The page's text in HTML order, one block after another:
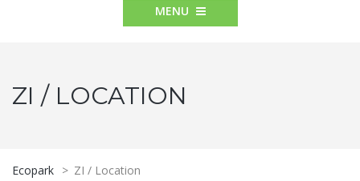
MENU
ZI / LOCATION
Ecopark > ZI / Location